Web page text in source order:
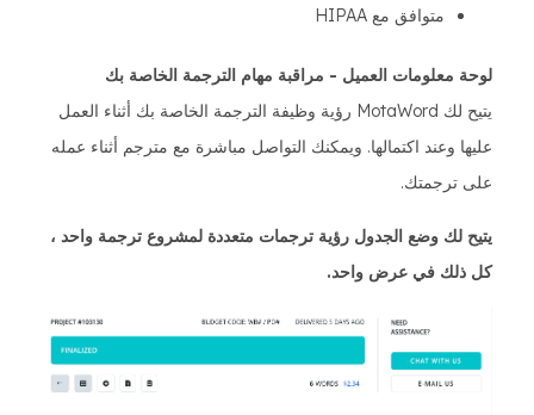
متوافق مع HIPAA
لوحة معلومات العميل - مراقبة مهام الترجمة الخاصة بك
يتيح لك MotaWord رؤية وظيفة الترجمة الخاصة بك أثناء العمل
عليها وعند اكتمالها. ويمكنك التواصل مباشرة مع مترجم أثناء عمله
على ترجمتك.
يتيح لك وضع الجدول رؤية ترجمات متعددة لمشروع ترجمة واحد ،
كل ذلك في عرض واحد.